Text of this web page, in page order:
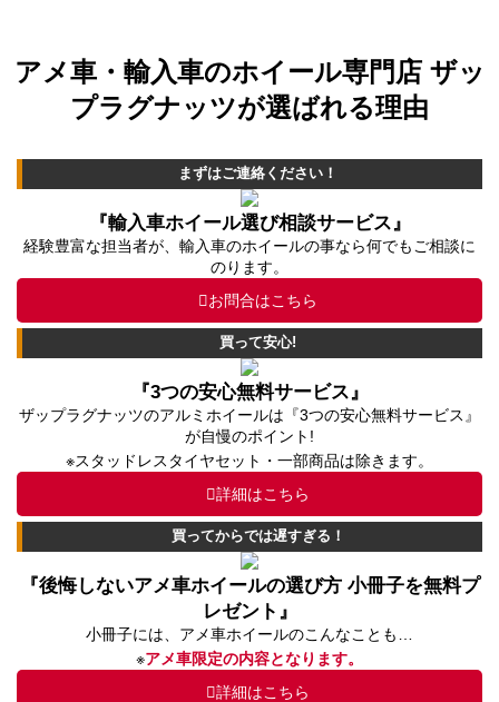
アメ車・輸入車のホイール専門店 ザッ
プラグナッツが選ばれる理由
まずはご連絡ください！
『輸入車ホイール選び相談サービス』
経験豊富な担当者が、輸入車のホイールの事なら何でもご相談に
のります。
お問合はこちら
買って安心!
『3つの安心無料サービス』
ザップラグナッツのアルミホイールは『3つの安心無料サービス』
が自慢のポイント!
※スタッドレスタイヤセット・一部商品は除きます。
詳細はこちら
買ってからでは遅すぎる！
『後悔しないアメ車ホイールの選び方 小冊子を無料プ
レゼント』
小冊子には、アメ車ホイールのこんなことも…
※アメ車限定の内容となります。
詳細はこちら